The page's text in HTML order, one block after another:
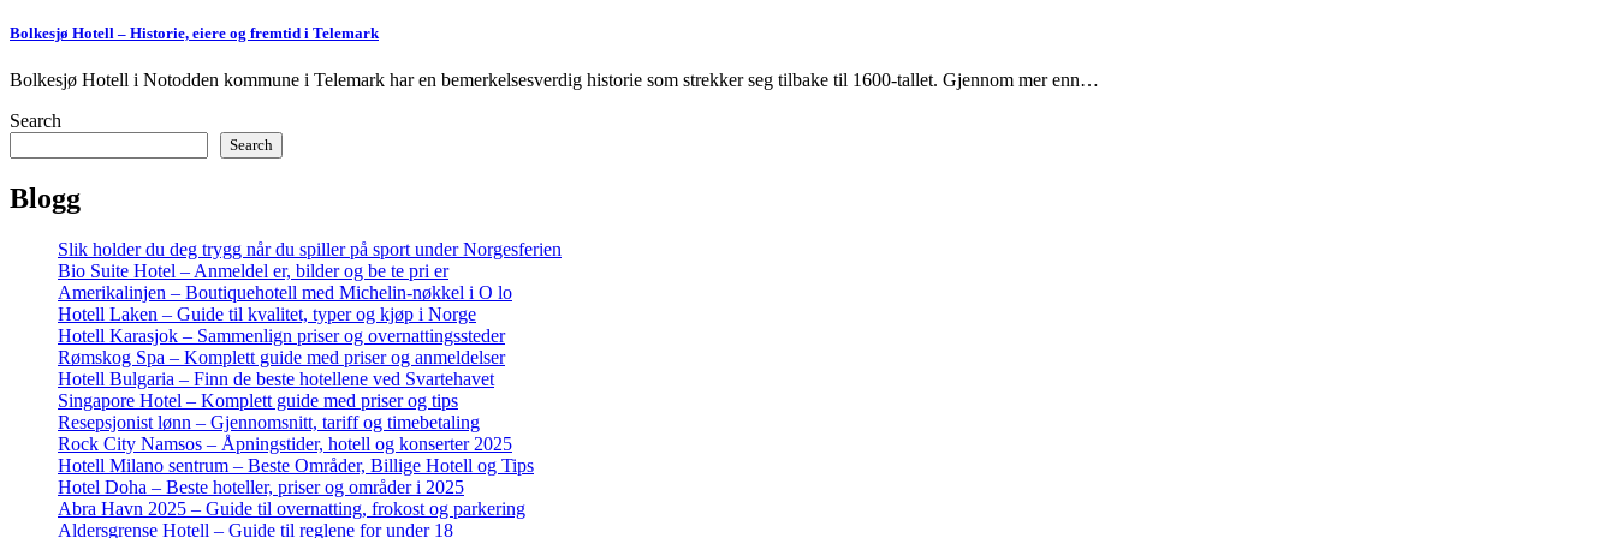
Bolkesjø Hotell – Historie, eiere og fremtid i Telemark
Bolkesjø Hotell i Notodden kommune i Telemark har en bemerkelsesverdig historie som strekker seg tilbake til 1600-tallet. Gjennom mer enn…
Search
Search
Blogg
Slik holder du deg trygg når du spiller på sport under Norgesferien
Bio Suite Hotel – Anmeldel er, bilder og be te pri er
Amerikalinjen – Boutiquehotell med Michelin-nøkkel i O lo
Hotell Laken – Guide til kvalitet, typer og kjøp i Norge
Hotell Karasjok – Sammenlign priser og overnattingssteder
Rømskog Spa – Komplett guide med priser og anmeldelser
Hotell Bulgaria – Finn de beste hotellene ved Svartehavet
Singapore Hotel – Komplett guide med priser og tips
Resepsjonist lønn – Gjennomsnitt, tariff og timebetaling
Rock City Namsos – Åpningstider, hotell og konserter 2025
Hotell Milano sentrum – Beste Områder, Billige Hotell og Tips
Hotel Doha – Beste hoteller, priser og områder i 2025
Abra Havn 2025 – Guide til overnatting, frokost og parkering
Aldersgrense Hotell – Guide til reglene for under 18